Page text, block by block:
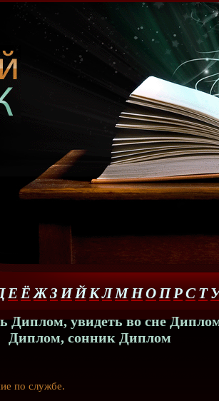
Е Ё ЖЗ ИЙКЛМНОПРС Т
Диплом, увидеть во сне
Диплом, сонник Диплом
по службе.